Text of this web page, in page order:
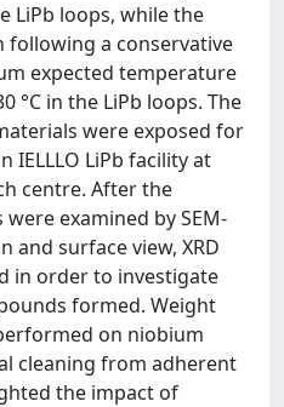
LiPb loops, while the
following a conservative
expected temperature
°C in the LiPb loops. The
were exposed for
IELLLO LiPb facility at
centre. After the
examined by SEM-
and surface view, XRD
in order to investigate
formed. Weight
on niobium
cleaning from adherent
the impact of